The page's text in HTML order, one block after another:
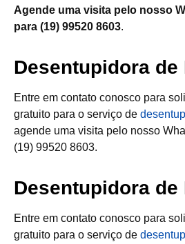
Agende uma visita pelo nosso
para (19) 99520 8603.
Desentupidora de
Entre em contato conosco para
gratuito para o serviço de
agende uma visita pelo nosso
(19) 99520 8603.
Desentupidora de
Entre em contato conosco para
gratuito para o serviço de